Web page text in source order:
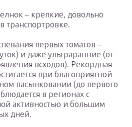
– крепкие, довольно
транспортровке.
первых томатов –
и даже ультраранние (от
всходов). Рекордная
при благоприятной
пасынковании (до первого
в регионах с
активностью и большим
дней.